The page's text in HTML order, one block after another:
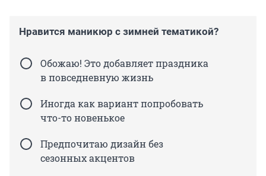
Нравится маникюр с зимней тематикой?
Обожаю! Это добавляет праздника
в повседневную жизнь
Иногда как вариант попробовать
что-то новенькое
Предпочитаю дизайн без
сезонных акцентов